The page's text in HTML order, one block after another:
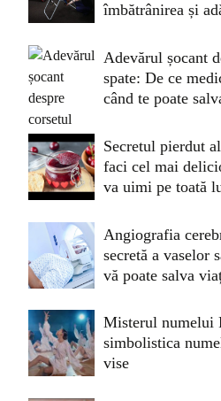
îmbătrânirea și
Adevărul șocant
spate: De ce
când te poate
Secretul pierdut
faci cel mai
va uimi pe toată
Angiografia
secretă a vaselor
vă poate salva
Misterul numelui
simbolistica
vise